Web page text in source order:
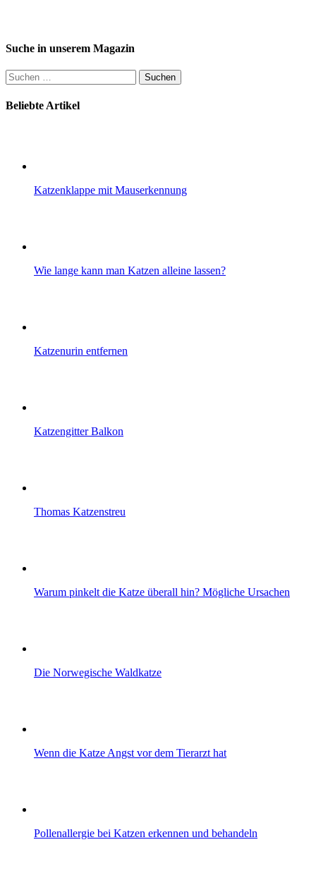
Suche in unserem Magazin
Suchen
nach:
Beliebte Artikel
Katzenklappe mit Mauserkennung
Wie lange kann man Katzen alleine lassen?
Katzenurin entfernen
Katzengitter Balkon
Thomas Katzenstreu
Warum pinkelt die Katze überall hin? Mögliche Ursachen
Die Norwegische Waldkatze
Wenn die Katze Angst vor dem Tierarzt hat
Pollenallergie bei Katzen erkennen und behandeln